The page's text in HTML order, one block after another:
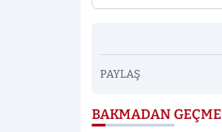
PAYLAŞ
BAKMADAN GEÇME